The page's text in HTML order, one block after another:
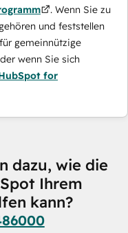
. Wenn Sie zu
und feststellen
gemeinnützige
wenn Sie sich
for
dazu, wie die
Ihrem
kann?